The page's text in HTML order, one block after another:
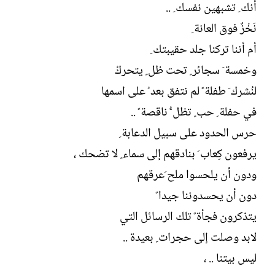
أنك ِ تشبهين نفسك ِ ..
نَخْزٌ فوق العانة ِ
أم أننا تركنا جلد حقيبتك ِ
وخمسة َ سجائر ٍ تحت ظل ٍ يتحركُ
لنُشرك َ طفلة ً لم نتفق بعد ُ على اسمها
في حفلة ِ حب ٍ تظل ُّ ناقصة ً ..
حرس الحدود على سبيل الدعابة ِ
يرفعون كِعاب َ بنادقهم إلى سماء ٍ لا تضحك ،
ودون أن يلحسوا ملح َعرقهم
دون أن يحسدوننا جيدا ً
يتذكرون فجأة ً تلك الرسائل التي
لابد وصلت إلى حجرات ٍ بعيدة ..
ليس بيتنا .. ،